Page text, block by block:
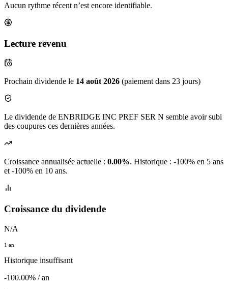
Aucun rythme récent n’est encore identifiable.
Lecture revenu
Prochain dividende le 14 août 2026 (paiement dans 23 jours)
Le dividende de ENBRIDGE INC PREF SER N semble avoir subi
des coupures ces dernières années.
Croissance annualisée actuelle : 0.00%. Historique : -100% en 5 ans
et -100% en 10 ans.
Croissance du dividende
N/A
1 an
Historique insuffisant
-100.00% / an